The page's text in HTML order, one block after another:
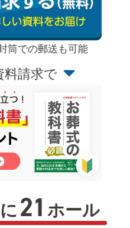
筒での郵送も可能
料請求で
21 ホール